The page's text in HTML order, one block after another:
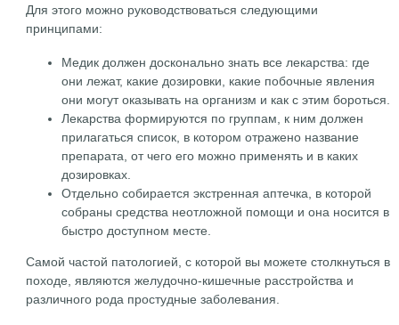
Для этого можно руководствоваться следующими
принципами:
Медик должен досконально знать все лекарства: где
они лежат, какие дозировки, какие побочные явления
они могут оказывать на организм и как с этим бороться.
Лекарства формируются по группам, к ним должен
прилагаться список, в котором отражено название
препарата, от чего его можно применять и в каких
дозировках.
Отдельно собирается экстренная аптечка, в которой
собраны средства неотложной помощи и она носится в
быстро доступном месте.
Самой частой патологией, с которой вы можете столкнуться в
походе, являются желудочно-кишечные расстройства и
различного рода простудные заболевания.